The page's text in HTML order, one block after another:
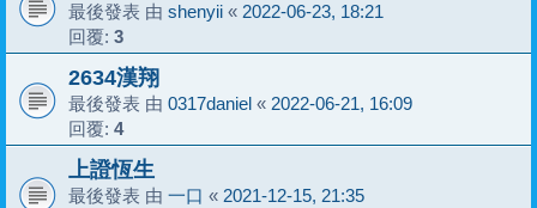
最後發表 由 shenyii « 2022-06-23, 18:21
回覆: 3
2634漢翔
最後發表 由 0317daniel « 2022-06-21, 16:09
回覆: 4
上證恆生
最後發表 由 一口 « 2021-12-15, 21:35